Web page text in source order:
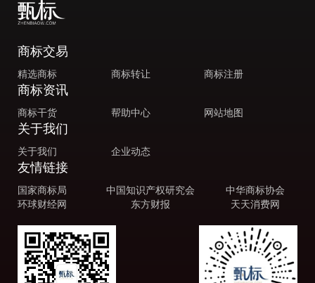
商标交易
精选商标 商标转让 商标注册
商标资讯
商标干货 帮助中心 网站地图
关于我们
关于我们 企业动态
友情链接
国家商标局 中国知识产权研究会
中华商标协会
环球财经网
东方财报 天天消费网